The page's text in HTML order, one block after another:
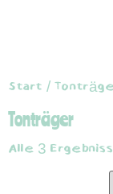
Start /
Tonträger
Alle 3